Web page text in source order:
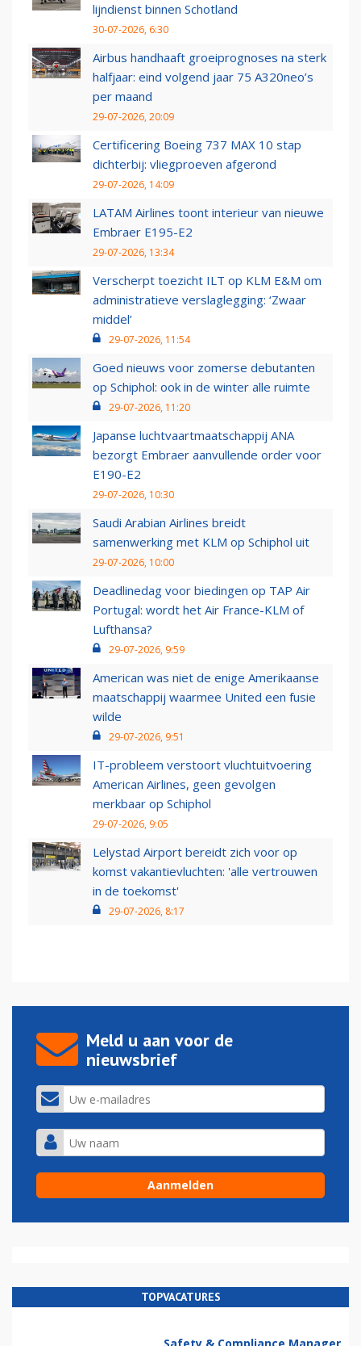
lijndienst binnen Schotland
30-07-2026, 6:30
Airbus handhaaft groeiprognoses na sterk
halfjaar: eind volgend jaar 75 A320neo’s
per maand
29-07-2026, 20:09
Certificering Boeing 737 MAX 10 stap
dichterbij: vliegproeven afgerond
29-07-2026, 14:09
LATAM Airlines toont interieur van nieuwe
Embraer E195-E2
29-07-2026, 13:34
Verscherpt toezicht ILT op KLM E&M om
administratieve verslaglegging: ‘Zwaar
middel’
29-07-2026, 11:54
Goed nieuws voor zomerse debutanten
op Schiphol: ook in de winter alle ruimte
29-07-2026, 11:20
Japanse luchtvaartmaatschappij ANA
bezorgt Embraer aanvullende order voor
E190-E2
29-07-2026, 10:30
Saudi Arabian Airlines breidt
samenwerking met KLM op Schiphol uit
29-07-2026, 10:00
Deadlinedag voor biedingen op TAP Air
Portugal: wordt het Air France-KLM of
Lufthansa?
29-07-2026, 9:59
American was niet de enige Amerikaanse
maatschappij waarmee United een fusie
wilde
29-07-2026, 9:51
IT-probleem verstoort vluchtuitvoering
American Airlines, geen gevolgen
merkbaar op Schiphol
29-07-2026, 9:05
Lelystad Airport bereidt zich voor op
komst vakantievluchten: 'alle vertrouwen
in de toekomst'
29-07-2026, 8:17
Meld u aan voor de
nieuwsbrief
TOPVACATURES